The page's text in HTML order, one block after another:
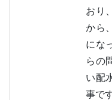
おり
から
にな
らの
い配
事で